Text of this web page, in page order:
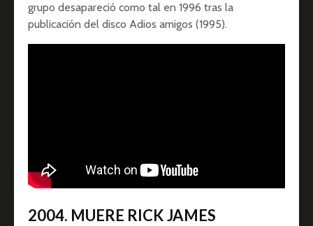
grupo desapareció como tal en 1996 tras la
publicación del disco Adios amigos (1995).
2004. MUERE RICK JAMES